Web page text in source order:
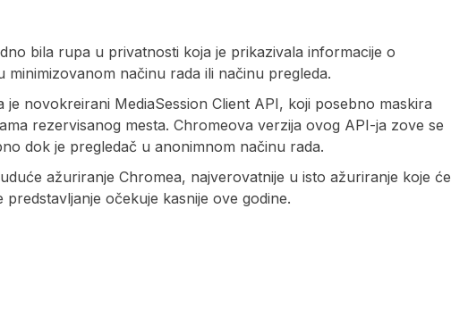
bila rupa u privatnosti koja je prikazivala informacije o
načinu rada ili načinu pregleda.
novokreirani MediaSession Client API, koji posebno maskira
rezervisanog mesta. Chromeova verzija ovog API-ja zove se
dok je pregledač u anonimnom načinu rada.
ažuriranje Chromea, najverovatnije u isto ažuriranje koje će
očekuje kasnije ove godine.